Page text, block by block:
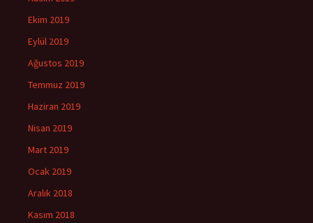
Ekim 2019
Eylül 2019
Ağustos 2019
Temmuz 2019
Haziran 2019
Nisan 2019
Mart 2019
Ocak 2019
Aralık 2018
Kasım 2018